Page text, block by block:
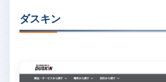
ダスキン